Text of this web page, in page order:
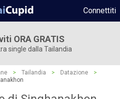
Connettiti
ORA GRATIS
single dalla Tailandia
> Tailandia > Datazione
>